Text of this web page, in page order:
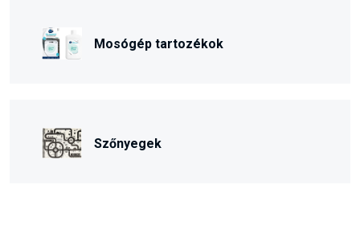
Mosógép tartozékok
Szőnyegek